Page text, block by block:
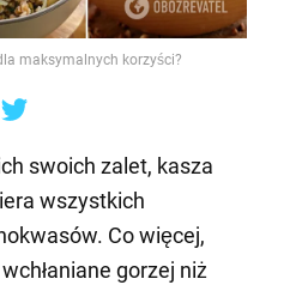
maksymalnych korzyści?
swoich zalet, kasza
wszystkich
Co więcej,
gorzej niż